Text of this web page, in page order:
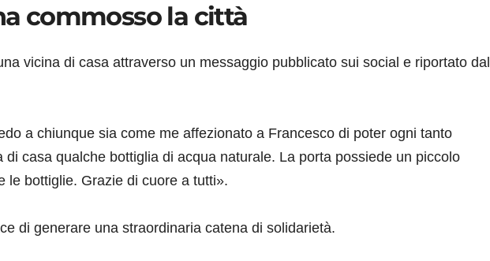
commosso la città
vicina di casa attraverso un messaggio pubblicato sui social e riportato dal
a chiunque sia come me affezionato a Francesco di poter ogni tanto
di casa qualche bottiglia di acqua naturale. La porta possiede un piccolo
le bottiglie. Grazie di cuore a tutti».
di generare una straordinaria catena di solidarietà.